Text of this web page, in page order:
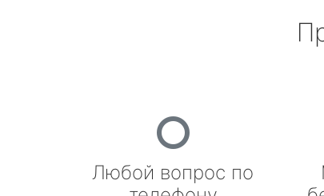
Любой вопрос по